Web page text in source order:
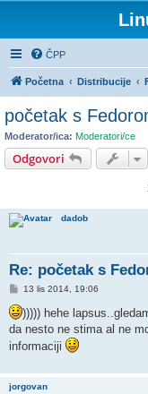
ČPP
Početna Distribucije
početak s
Moderator/ica: Moderatori/ce
Odgovori
dadob
Re: početak s
P
s
t
13 lis 2014, 19:06
))))) hehe
da nesto ne stima al ne
informaciji
jorgovan